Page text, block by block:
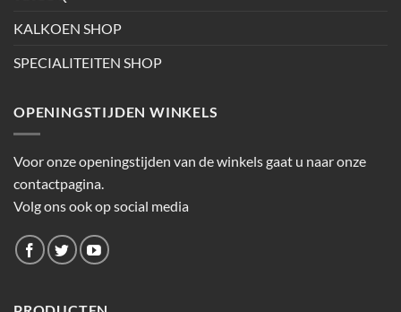
KALKOEN SHOP
SPECIALITEITEN SHOP
OPENINGSTIJDEN WINKELS
Voor onze openingstijden van de winkels gaat u naar onze
contactpagina.
Volg ons ook op social media